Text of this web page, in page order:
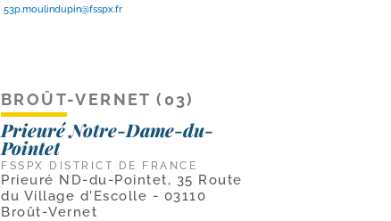
53p.moulindupin@fsspx.fr
BROÛT-VERNET (03)
Prieuré Notre-Dame-du-
Pointet
FSSPX DISTRICT DE FRANCE
Prieuré ND-du-Pointet, 35 Route
du Village d'Escolle - 03110
Broût-Vernet